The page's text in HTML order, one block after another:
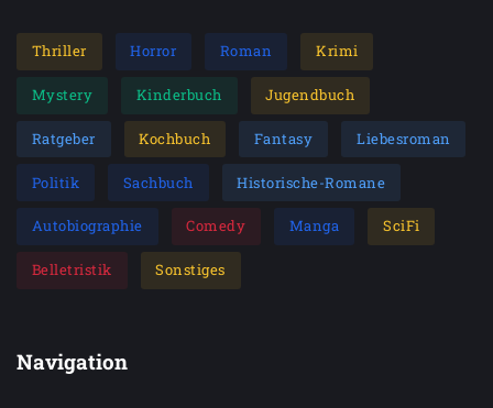
Thriller Horror Roman Krimi
Mystery Kinderbuch Jugendbuch
Ratgeber Kochbuch Fantasy Liebesroman
Politik Sachbuch Historische-Romane
Autobiographie Comedy Manga SciFi
Belletristik Sonstiges
Navigation